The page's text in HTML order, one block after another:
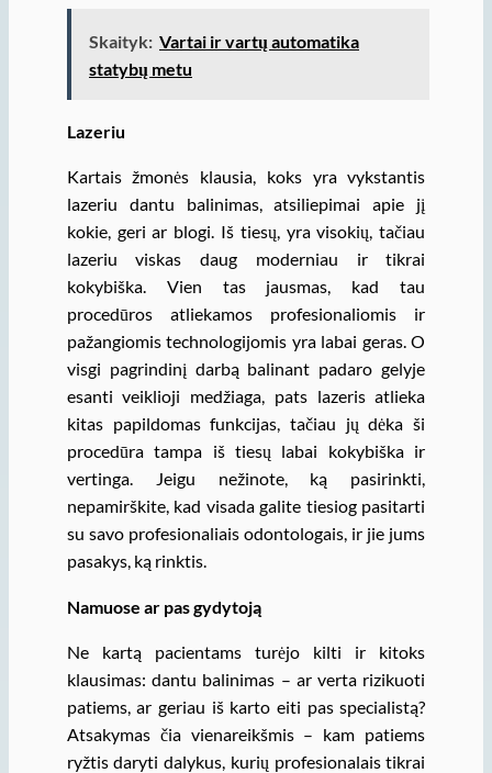
Skaityk: Vartai ir vartų automatika
statybų metu
Lazeriu
Kartais žmonės klausia, koks yra vykstantis
lazeriu dantu balinimas, atsiliepimai apie jį
kokie, geri ar blogi. Iš tiesų, yra visokių, tačiau
lazeriu viskas daug moderniau ir tikrai
kokybiška. Vien tas jausmas, kad tau
procedūros atliekamos profesionaliomis ir
pažangiomis technologijomis yra labai geras. O
visgi pagrindinį darbą balinant padaro gelyje
esanti veiklioji medžiaga, pats lazeris atlieka
kitas papildomas funkcijas, tačiau jų dėka ši
procedūra tampa iš tiesų labai kokybiška ir
vertinga. Jeigu nežinote, ką pasirinkti,
nepamirškite, kad visada galite tiesiog pasitarti
su savo profesionaliais odontologais, ir jie jums
pasakys, ką rinktis.
Namuose ar pas gydytoją
Ne kartą pacientams turėjo kilti ir kitoks
klausimas: dantu balinimas – ar verta rizikuoti
patiems, ar geriau iš karto eiti pas specialistą?
Atsakymas čia vienareikšmis – kam patiems
ryžtis daryti dalykus, kurių profesionalais tikrai